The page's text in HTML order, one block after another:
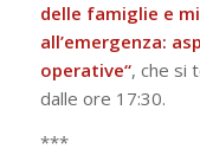
delle famiglie e
all’emergenza:
operative“, che si
dalle ore 17:30.
***